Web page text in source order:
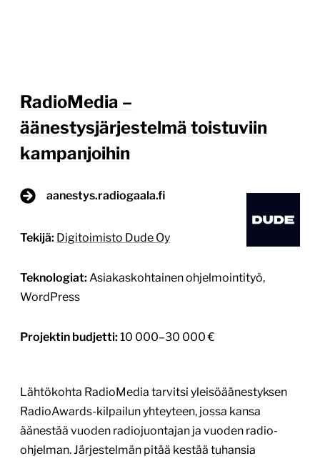
RadioMedia –
äänestysjärjestelmä toistuviin
kampanjoihin
aanestys.radiogaala.fi
Tekijä: Digitoimisto Dude Oy
Teknologiat: Asiakaskohtainen ohjelmointityö,
WordPress
Projektin budjetti: 10 000–30 000 €
Lähtökohta RadioMedia tarvitsi yleisöäänestyksen
RadioAwards-kilpailun yhteyteen, jossa kansa
äänestää vuoden radiojuontajan ja vuoden radio-
ohjelman. Järjestelmän pitää kestää tuhansia